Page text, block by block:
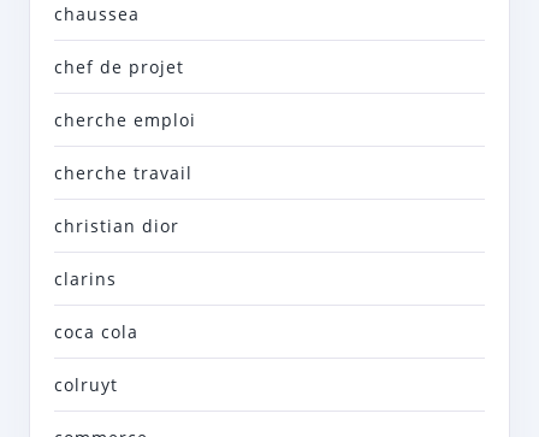
chaussea
chef de projet
cherche emploi
cherche travail
christian dior
clarins
coca cola
colruyt